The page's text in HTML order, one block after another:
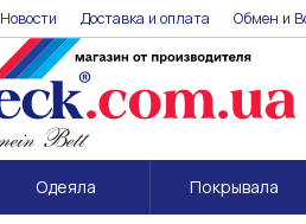
Новости Доставка и оплата Обмен и
Одеяла Покрывала